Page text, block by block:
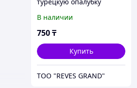
В наличии
750₸
Купить
ТОО "REVES GRAND"